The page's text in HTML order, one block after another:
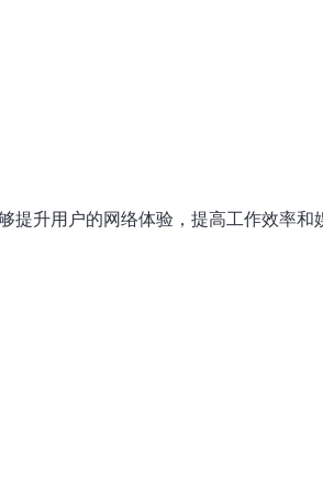
升用户的网络体验，提高工作效率和